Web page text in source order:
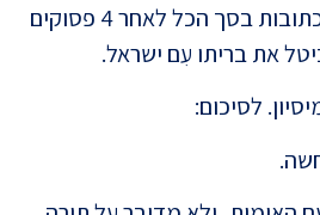
ומילים מרגשות אלו הפורטות על נימי נשמתו של כל יהודי, כתובות בסך הכל לאחר 4 פסוקים
את בריתו עִם ישראל.
לסיכום: